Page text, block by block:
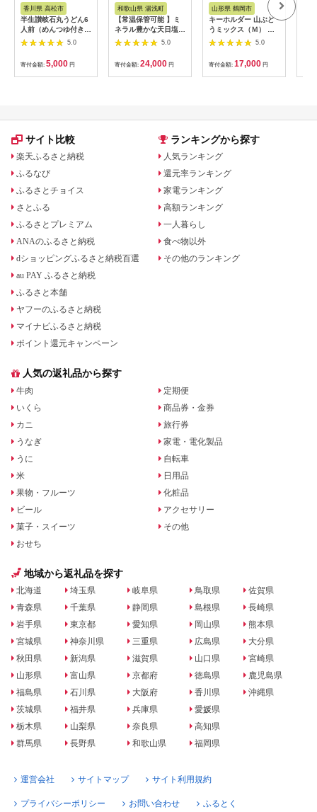
さと納税
香川県 高松市
半生讃岐石丸うどん6
人前（めんつゆ付き）
麺300g×2袋
5.0
寄付金額: 5,000 円
和歌山県 湯浅町
【常温保管可能 】ミ
ネラル豊かな天日塩だ
けで漬けた無添加梅干
し2kg 梅ボーイズ｜
B201_EP6024
5.0
寄付金額: 24,000 円
山形県 鶴岡市
キーホルダー 山ぶど
うミックス（Ｍ） 山
形県鶴岡市 アトリエ
かおる | 山葡萄 雑貨
キーホルダー ギフト
贈り物 お取り寄せ 返
礼品
5.0
寄付金額: 17,000 円
サイト比較
楽天ふるさと納税
ふるなび
ふるさとチョイス
さとふる
ふるさとプレミアム
ANAのふるさと納税
dショッピングふるさと納税百選
au PAY ふるさと納税
ふるさと本舗
ヤフーのふるさと納税
マイナビふるさと納税
ポイント還元キャンペーン
ランキングから探す
人気ランキング
還元率ランキング
家電ランキング
高額ランキング
一人暮らし
食べ物以外
その他のランキング
人気の返礼品から探す
牛肉
いくら
カニ
うなぎ
うに
米
果物・フルーツ
ビール
菓子・スイーツ
おせち
定期便
商品券・金券
旅行券
家電・電化製品
自転車
日用品
化粧品
アクセサリー
その他
地域から返礼品を探す
北海道
青森県
岩手県
宮城県
秋田県
山形県
福島県
茨城県
栃木県
群馬県
埼玉県
千葉県
東京都
神奈川県
新潟県
富山県
石川県
福井県
山梨県
長野県
岐阜県
静岡県
愛知県
三重県
滋賀県
京都府
大阪府
兵庫県
奈良県
和歌山県
鳥取県
島根県
岡山県
広島県
山口県
徳島県
香川県
愛媛県
高知県
福岡県
佐賀県
長崎県
熊本県
大分県
宮崎県
鹿児島県
沖縄県
運営会社 サイトマップ サイト利用規約
プライバシーポリシー お問い合わせ ふるとく